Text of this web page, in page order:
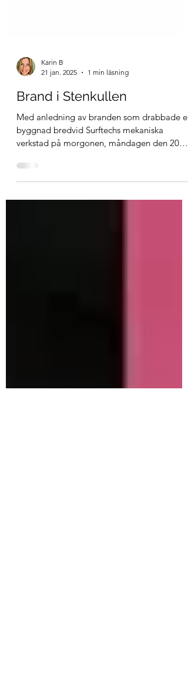
Karin B
21 jan. 2025
1 min läsning
Brand i Stenkullen
Med anledning av branden som drabbade en
byggnad bredvid Surftechs mekaniska